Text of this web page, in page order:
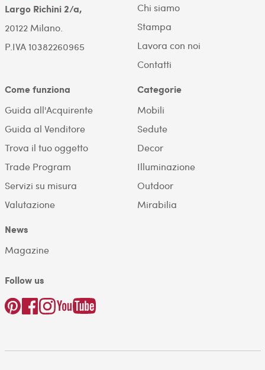
Largo Richini 2/a,
20122 Milano.
P.IVA 10382260965
Chi siamo
Stampa
Lavora con noi
Contatti
Come funziona
Guida all'Acquirente
Guida al Venditore
Trova il tuo oggetto
Trade Program
Servizi su misura
Valutazione
Categorie
Mobili
Sedute
Decor
Illuminazione
Outdoor
Mirabilia
News
Magazine
Follow us